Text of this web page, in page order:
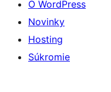
O WordPress
Novinky
Hosting
Súkromie